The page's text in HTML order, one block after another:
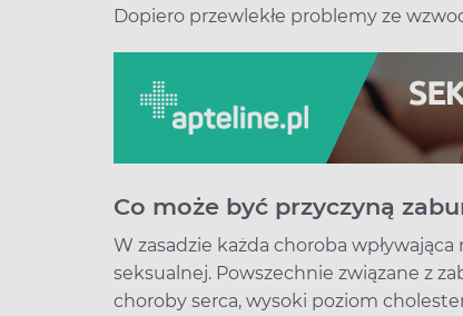
Dopiero przewlekłe problemy ze
Co może być przyczyną
W zasadzie każda choroba
seksualnej. Powszechnie związane z
choroby serca, wysoki poziom